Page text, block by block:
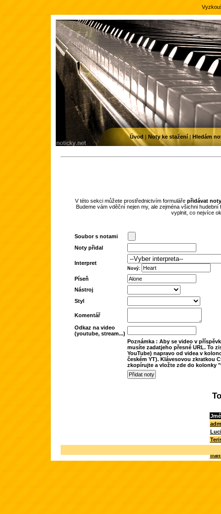
V této sekci můžete prostřednictvím formuláře přidávat noty
Budeme vám vděční nejen my, ale zejména všichni
vyplnit, co nejvíce
Soubor s notami
Noty přidal
Interpret
Nový:
Píseň
Nástroj
Styl
Komentář
Odkaz na video
(youtube, stream...)
Poznámka : Aby se video v
musíte zadatjeho přesné URL. To
YouTube) napravo od videa v
českém YT). Klávesovou zkratkou
zkopírujte a vložte zde do kolonky
Úvod | Noty ke stažení| Hledám